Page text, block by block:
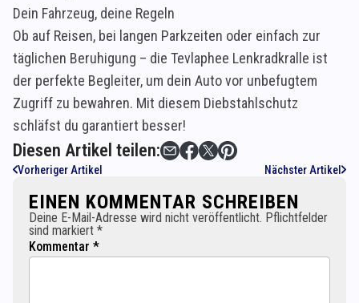
Dein Fahrzeug, deine Regeln
Ob auf Reisen, bei langen Parkzeiten oder einfach zur
täglichen Beruhigung – die Tevlaphee Lenkradkralle ist
der perfekte Begleiter, um dein Auto vor unbefugtem
Zugriff zu bewahren. Mit diesem Diebstahlschutz
schläfst du garantiert besser!
Diesen Artikel teilen:
Vorheriger Artikel Nächster Artikel
EINEN KOMMENTAR SCHREIBEN
Deine E-Mail-Adresse wird nicht veröffentlicht. Pflichtfelder
sind markiert *
Kommentar *